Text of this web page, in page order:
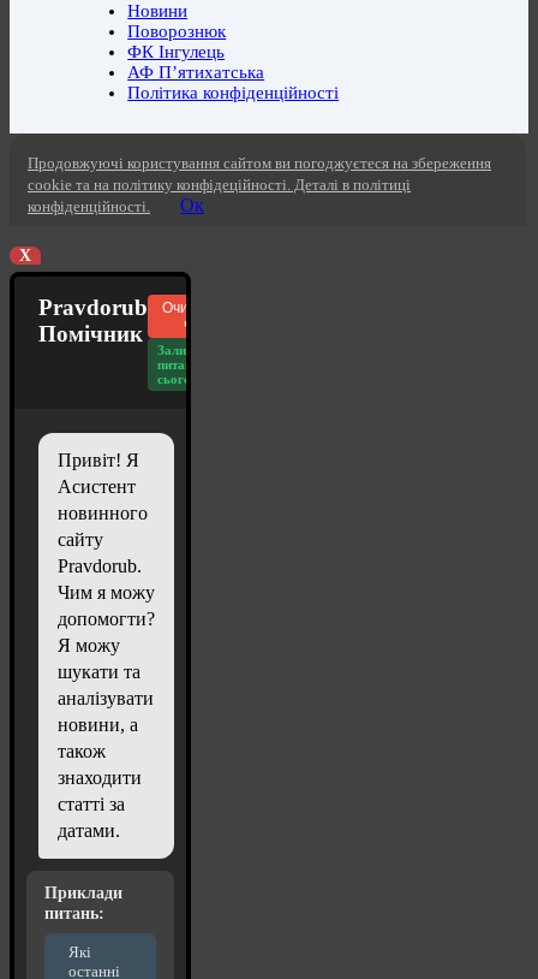
Новини
Поворознюк
ФК Інгулець
АФ П’ятихатська
Політика конфіденційності
Продовжуючі користування сайтом ви погоджуєтеся на збереження
cookie та на політику конфідеційності. Деталі в політиці
конфіденційності.
Ок
X
Pravdorub
Помічник
Очистити
чат
Залишилось
питань
сьогодні: 20
Привіт! Я
Асистент
новинного
сайту
Pravdorub.
Чим я можу
допомогти?
Я можу
шукати та
аналізувати
новини, а
також
знаходити
статті за
датами.
Приклади
питань:
Які
останні